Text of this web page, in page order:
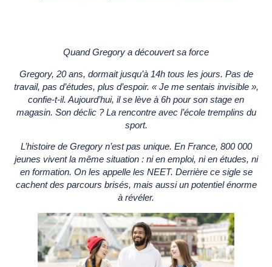
Quand Gregory a découvert sa force
Gregory, 20 ans, dormait jusqu’à 14h tous les jours. Pas de
travail, pas d’études, plus d’espoir. « Je me sentais invisible »,
confie-t-il. Aujourd’hui, il se lève à 6h pour son stage en
magasin. Son déclic ? La rencontre avec l’école tremplins du
sport.
L’histoire de Gregory n’est pas unique. En France, 800 000
jeunes vivent la même situation : ni en emploi, ni en études, ni
en formation. On les appelle les NEET. Derrière ce sigle se
cachent des parcours brisés, mais aussi un potentiel énorme
à révéler.